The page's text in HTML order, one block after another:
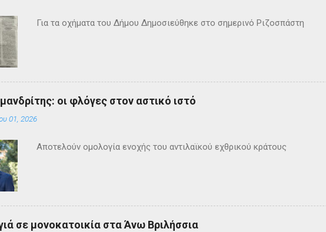
Για τα οχήματα του Δήμου Δημοσιεύθηκε στο σημερινό Ριζοσπάστη
οι φλόγες στον αστικό ιστό
01, 2026
Αποτελούν ομολογία ενοχής του αντιλαϊκού εχθρικού κράτους
σε μονοκατοικία στα Άνω Βριλήσσια